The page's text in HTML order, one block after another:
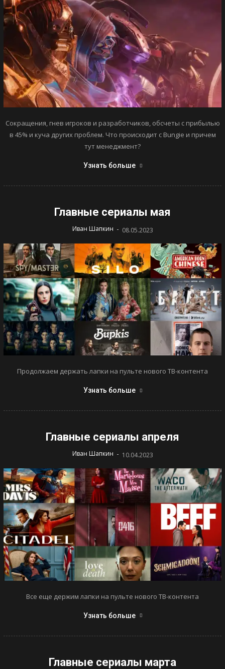
Сокращения, гнев игроков и разработчиков, обсчеты с прибылью
в 45% и куча других проблем. Что происходит с Bungie и причем
тут менеджмент?
Узнать больше
Главные сериалы мая
Иван Шапкин - 08.05.2023
Продолжаем держать лапки на пульте нового ТВ-контента
Узнать больше
Главные сериалы апреля
Иван Шапкин - 10.04.2023
Все еще держим лапки на пульте нового ТВ-контента
Узнать больше
Главные сериалы марта